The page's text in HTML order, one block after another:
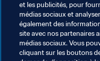
Innovation
Organisation
Coupe du Monde de
et les publicités, pour
médias sociaux et
également des
site avec nos partenaires
médias sociaux. Vous
cliquant sur les boutons